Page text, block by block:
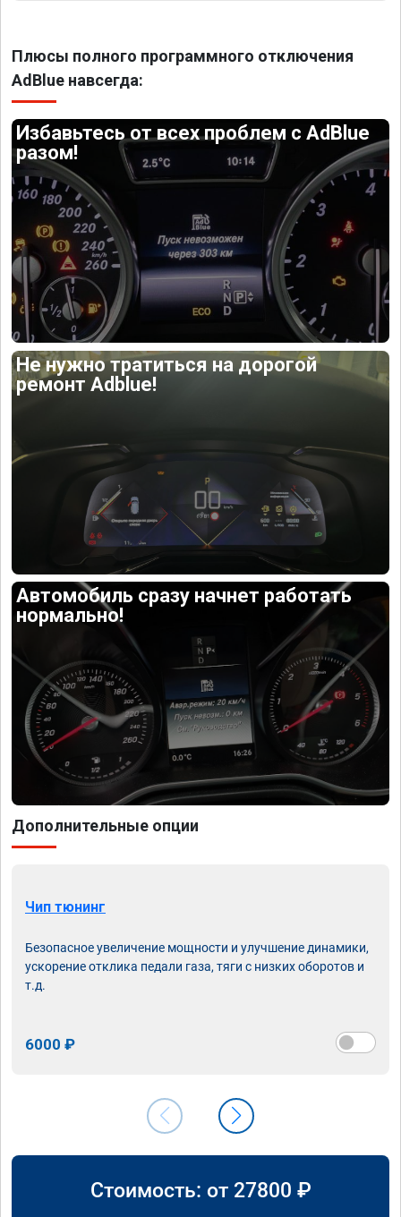
Плюсы полного программного отключения
AdBlue навсегда:
Избавьтесь от всех проблем с AdBlue
разом!
Не нужно тратиться на дорогой
ремонт Adblue!
Автомобиль сразу начнет работать
нормально!
Дополнительные опции
Чип тюнинг
Безопасное увеличение мощности и улучшение динамики,
ускорение отклика педали газа, тяги с низких оборотов и
т.д.
6000 ₽
Стоимость: от 27800 ₽